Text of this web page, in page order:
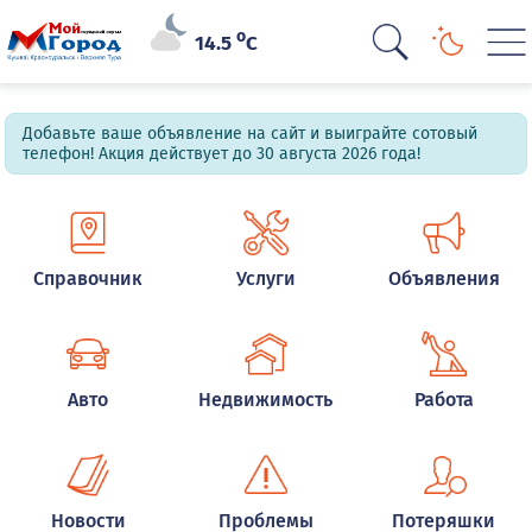
14.5oC
Добавьте ваше объявление на сайт и выиграйте сотовый
телефон! Акция действует до 30 августа 2026 года!
Справочник Услуги Объявления
Авто Недвижимость Работа
Новости Проблемы Потеряшки